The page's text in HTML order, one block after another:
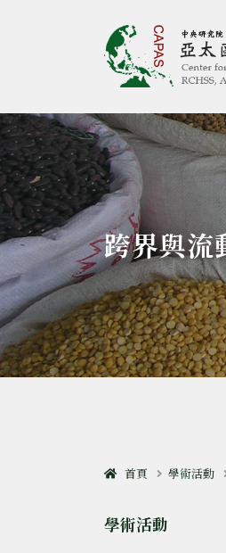
亞太區
:::
跨界與流
首頁 學術活動
學術活動